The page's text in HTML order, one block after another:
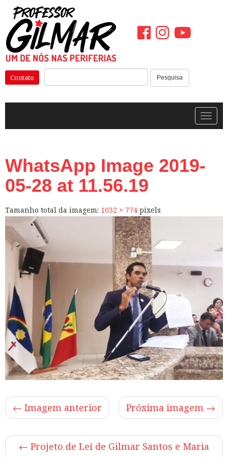
Pular
para
o
conteúdo
Pesquisa
Contato
WhatsApp Image 2019-
05-28 at 11.56.19
Tamanho total da imagem: 1032 × 774 pixels
← Imagem anterior Próxima imagem →
← Projeto de Lei de Gilmar Santos e Maria